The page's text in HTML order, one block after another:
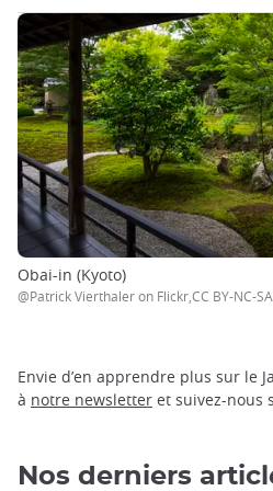
Obai-in (Kyoto)
@Patrick Vierthaler on Flickr,CC BY-NC-
Envie d’en apprendre plus sur le
à notre newsletter et suivez-nous
Nos derniers